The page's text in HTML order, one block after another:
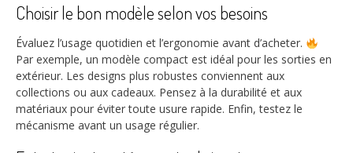
Choisir le bon modèle selon vos besoins
Évaluez l’usage quotidien et l’ergonomie avant d’acheter.
Par exemple, un modèle compact est idéal pour les sorties en
extérieur. Les designs plus robustes conviennent aux
collections ou aux cadeaux. Pensez à la durabilité et aux
matériaux pour éviter toute usure rapide. Enfin, testez le
mécanisme avant un usage régulier.